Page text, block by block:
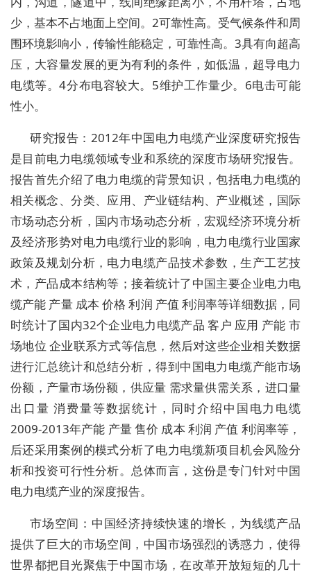
少，基本不占地面上空间。2可靠性高。受气候条件和周
围环境影响小，传输性能稳定，可靠性高。3具有向超高
压，大容量发展的更为有利的条件，如低温，超导电力
电缆等。4分布电容较大。5维护工作量少。6电击可能
性小。
研究报告：2012年中国电力电缆产业深度研究报告
是目前电力电缆领域专业和系统的深度市场研究报告。
报告首先介绍了电力电缆的背景知识，包括电力电缆的
相关概念、分类、应用、产业链结构、产业概述，国际
市场动态分析，国内市场动态分析，宏观经济环境分析
及经济形势对电力电缆行业的影响，电力电缆行业国家
政策及规划分析，电力电缆产品技术参数，生产工艺技
术，产品成本结构等；接着统计了中国主要企业电力电
缆产能 产量 成本 价格 利润 产值 利润率等详细数据，同
时统计了国内32个企业电力电缆产品 客户 应用 产能 市
场地位 企业联系方式等信息，然后对这些企业相关数据
进行汇总统计和总结分析，得到中国电力电缆产能市场
份额，产量市场份额，供应量 需求量供需关系，进口量
出口量 消费量等数据统计，同时介绍中国电力电缆
2009-2013年产能 产量 售价 成本 利润 产值 利润率等，
后还采用案例的模式分析了电力电缆新项目机会风险分
析和投资可行性分析。总体而言，这份是专门针对中国
电力电缆产业的深度报告。
市场空间：中国经济持续快速的增长，为线缆产品
提供了巨大的市场空间，中国市场强烈的诱惑力，使得
世界都把目光聚焦于中国市场，在改革开放短短的几十